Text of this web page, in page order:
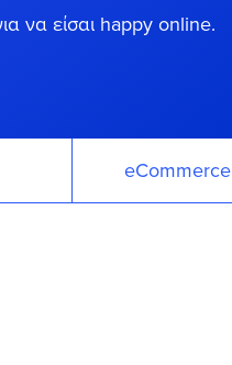
να είσαι happy online.
eCommerce